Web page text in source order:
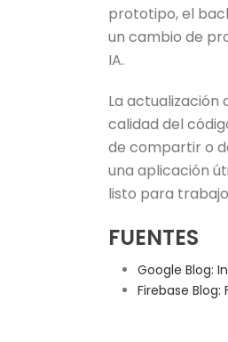
prototipo, el
un cambio de
IA.
La actualización
calidad del
de compartir o
una aplicación
listo para
FUENTES
Google Blog:
Firebase